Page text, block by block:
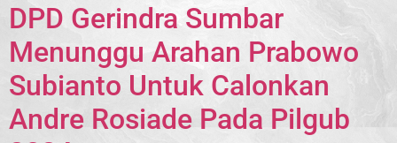
DPD Gerindra Sumbar
Menunggu Arahan Prabowo
Subianto Untuk Calonkan
Andre Rosiade Pada Pilgub